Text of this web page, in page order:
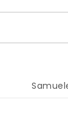
Samuele